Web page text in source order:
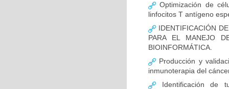
Optimización de
linfocitos T antígeno
IDENTIFICACIÓN
PARA EL MANEJO
BIOINFORMÁTICA.
Producción y
inmunoterapia del
Identificación de